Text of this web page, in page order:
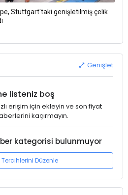
Stuttgart'taki genişletilmiş çelik
Genişlet
listeniz boş
erişim için ekleyin ve son fiyat
kaçırmayın.
kategorisi bulunmuyor
Düzenle